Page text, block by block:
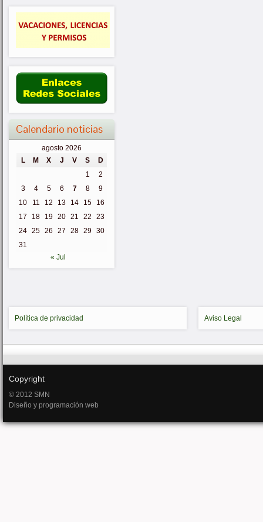
Calendario noticias
agosto 2026
L
M X J V S
D
1
2
3
4 5 6 7 8
9
10
11 12 13 14 15
16
17
18 19 20 21 22
23
24 25 26 27 28 29 30
31
« Jul
Política de privacidad Aviso Legal
Copyright
© 2012 SMN
Diseño y programación web